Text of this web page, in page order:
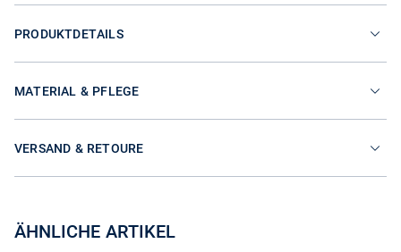
PRODUKTDETAILS
MATERIAL & PFLEGE
VERSAND & RETOURE
ÄHNLICHE ARTIKEL